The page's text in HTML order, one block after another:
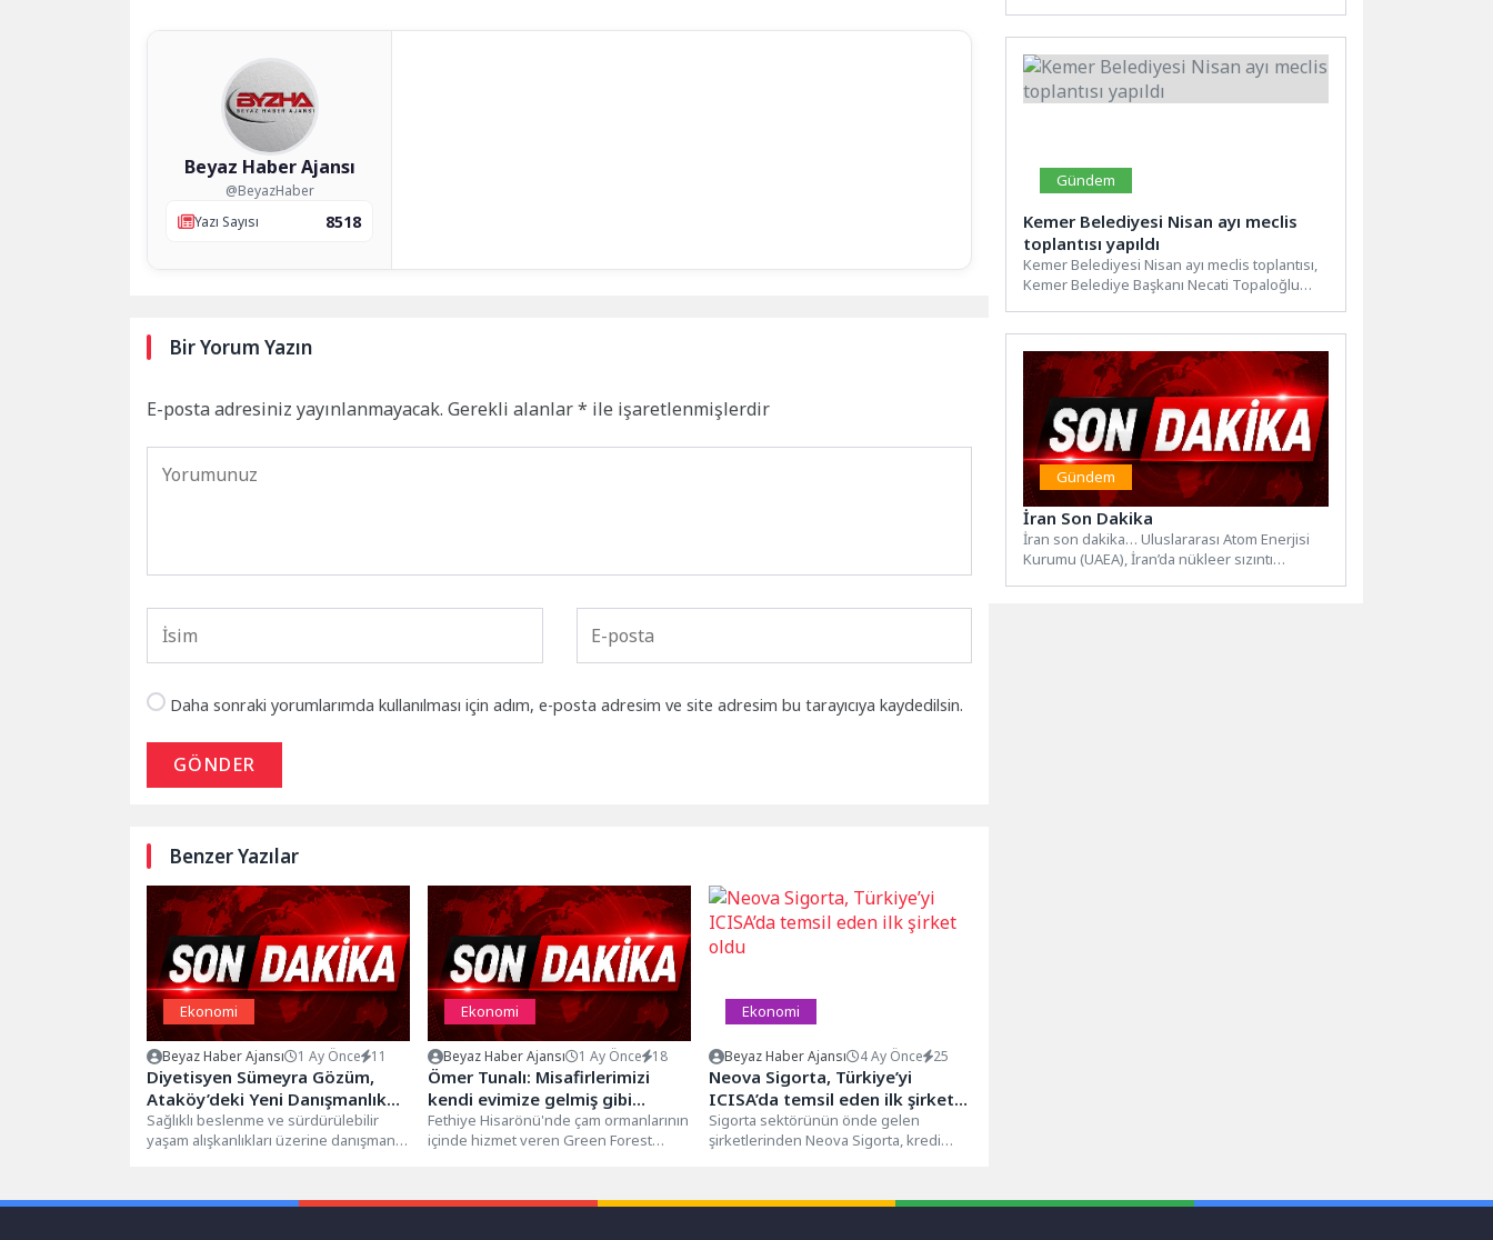
Beyaz Haber Ajansı
@BeyazHaber
Yazı Sayısı
8518
Bir Yorum Yazın
E-posta adresiniz yayınlanmayacak. Gerekli alanlar* ile işaretlenmişlerdir
Daha sonraki yorumlarımda kullanılması için adım, e-posta adresim ve site adresim bu tarayıcıya kaydedilsin.
GÖNDER
Benzer Yazılar
Ekonomi
Beyaz Haber Ajansı 1 Ay Önce 11
Diyetisyen Sümeyra Gözüm,
Ataköy’deki Yeni Danışmanlık
Merkezinde Hizmet Vermeye
Başladı
Sağlıklı beslenme ve sürdürülebilir
yaşam alışkanlıkları üzerine danışmanlık
Ekonomi
Beyaz Haber Ajansı 1 Ay Önce 18
Ömer Tunalı: Misafirlerimizi
kendi evimize gelmiş gibi
ağırlıyoruz
Fethiye Hisarönü'nde çam ormanlarının
içinde hizmet veren Green Forest
Ekonomi
Beyaz Haber Ajansı 4 Ay Önce 25
Neova Sigorta, Türkiye’yi
ICISA’da temsil eden ilk şirket
oldu
Sigorta sektörünün önde gelen
şirketlerinden Neova Sigorta, kredi
Gündem
Kemer Belediyesi Nisan ayı meclis
toplantısı yapıldı
Kemer Belediyesi Nisan ayı meclis toplantısı,
Kemer Belediye Başkanı Necati Topaloğlu
Gündem
İran Son Dakika
İran son dakika… Uluslararası Atom Enerjisi
Kurumu (UAEA), İran’da nükleer sızıntı